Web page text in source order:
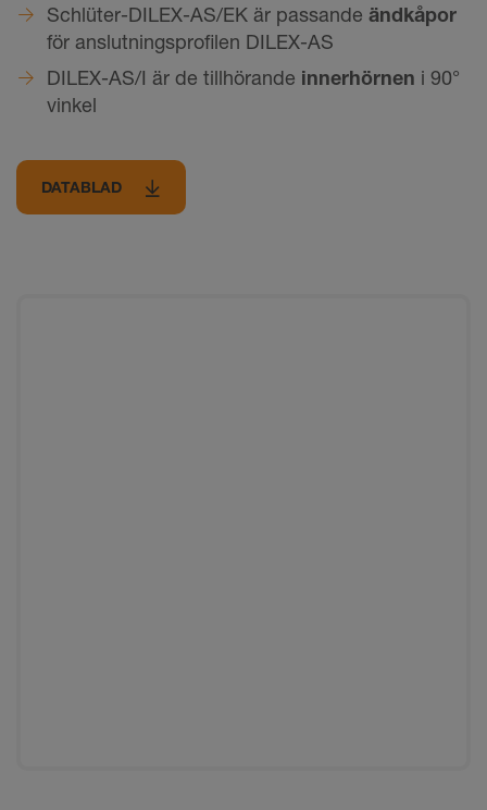
Schlüter-DILEX-AS/EK är passande ändkåpor
för anslutningsprofilen DILEX-AS
DILEX-AS/I är de tillhörande innerhörnen i 90°
vinkel
DATABLAD